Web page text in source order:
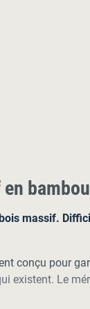
massif.
conçu pour
existent. Le